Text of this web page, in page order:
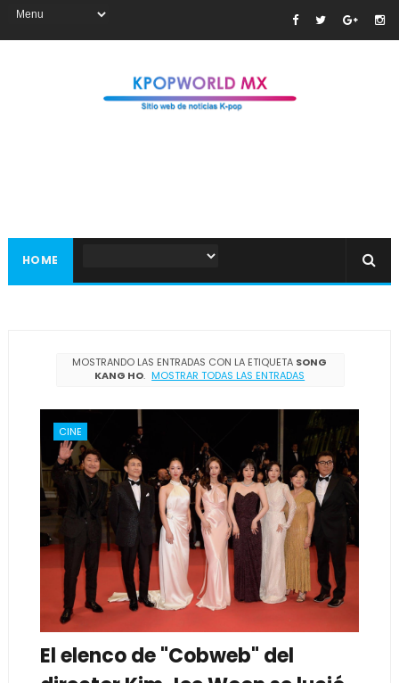
HOME
MOSTRANDO LAS ENTRADAS CON LA ETIQUETA SONG
KANG HO. MOSTRAR TODAS LAS ENTRADAS
CINE
El elenco de "Cobweb" del